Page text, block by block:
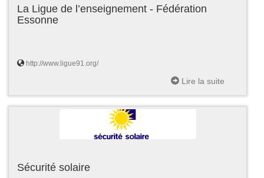
La Ligue de l’enseignement - Fédération
Essonne
http://www.ligue91.org/
Lire la suite
Sécurité solaire